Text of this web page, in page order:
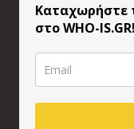
Καταχωρήστε
στο WHO-IS.GR!